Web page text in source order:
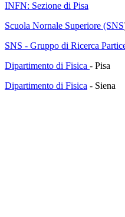
INFN: Sezione di Pisa
Scuola Nornale Superiore (SNS
SNS - Gruppo di Ricerca
Dipartimento di Fisica - Pisa
Dipartimento di Fisica - Siena